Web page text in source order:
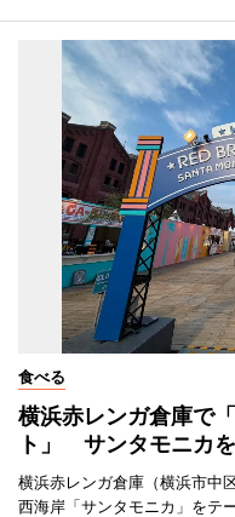
食べる
横浜赤レンガ倉庫で
ト」 サンタモニカ
横浜赤レンガ倉庫（横浜市中
西海岸「サンタモニカ」をテ